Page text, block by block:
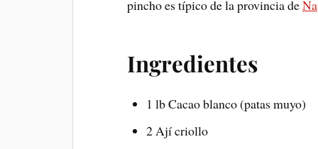
pincho es típico de la provincia de
Ingredientes
1 lb Cacao blanco (patas muyo)
2 Ají criollo